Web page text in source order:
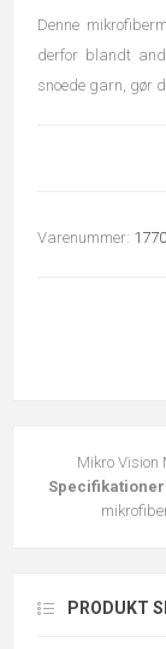
Denne
derfor blandt
snoede garn, gør
Varenummer: 1770
Mikro Vision
PRODUKT